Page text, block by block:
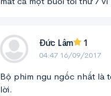
Đức Lâm 1
04:47 16/09/2017
Bộ phim ngu ngốc nhất là
lời.